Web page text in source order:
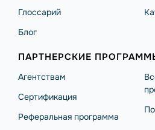
Глоссарий
Блог
ПАРТНЕРСКИЕ
Агентствам
Сертификация
Реферальная программа